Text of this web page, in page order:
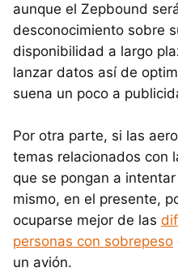
aunque el Zepbound
desconocimiento sobre
disponibilidad a largo
lanzar datos así de
suena un poco a
Por otra parte, si las
temas relacionados con
que se pongan a
mismo, en el presente,
ocuparse mejor de las
personas con sobrepeso
un avión.